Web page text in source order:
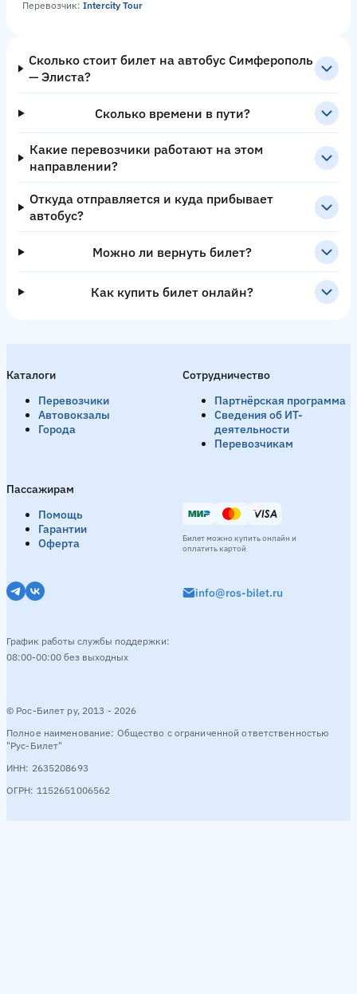
Перевозчик: Intercity Tour
Сколько стоит билет на автобус Симферополь
— Элиста?
Сколько времени в пути?
Какие перевозчики работают на этом
направлении?
Откуда отправляется и куда прибывает
автобус?
Можно ли вернуть билет?
Как купить билет онлайн?
Каталоги
Перевозчики
Автовокзалы
Города
Пассажирам
Помощь
Гарантии
Оферта
Сотрудничество
Партнёрская программа
Сведения об ИТ-
деятельности
Перевозчикам
© Рос-Билет ру, 2013 - 2026
Полное наименование: Общество с ограниченной ответственностью
"Рус-Билет"
ИНН: 2635208693
ОГРН: 1152651006562
info@ros-bilet.ru
График работы службы поддержки:
08:00-00:00 без выходных
Билет можно купить онлайн и
оплатить картой